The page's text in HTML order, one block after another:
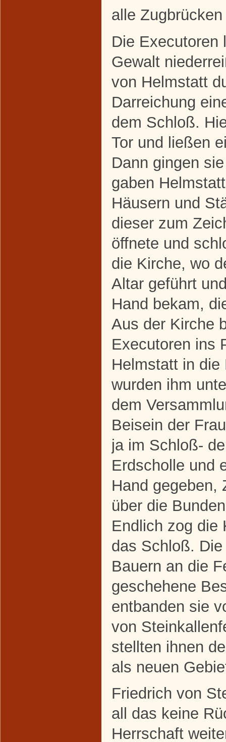
alle
Die Executoren
Gewalt
von Helmstatt
Darreichung
dem Schloß.
Tor und ließen
Dann gingen
gaben
Häusern und
dieser zum
öffnete und
die Kirche, wo
Altar geführt
Hand bekam,
Aus der Kirche
Executoren ins
Helmstatt in die
wurden ihm
dem
Beisein der
ja im Schloß-
Erdscholle und
Hand gegeben,
über die
Endlich zog die
das Schloß.
Bauern an die
geschehene
entbanden sie
von
stellten ihnen
als neuen
Friedrich von
all das keine
Herrschaft